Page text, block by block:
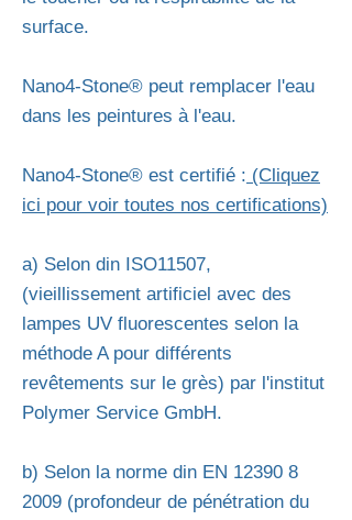
surface.
Nano4-Stone® peut remplacer l'eau
dans les peintures à l'eau.
Nano4-Stone® est certifié : (Cliquez
ici pour voir toutes nos certifications)
a) Selon din ISO11507,
(vieillissement artificiel avec des
lampes UV fluorescentes selon la
méthode A pour différents
revêtements sur le grès) par l'institut
Polymer Service GmbH.
b) Selon la norme din EN 12390 8
2009 (profondeur de pénétration du